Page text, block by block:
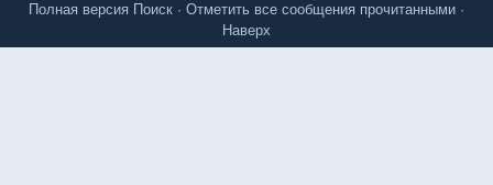
Полная версия Поиск · Отметить все сообщения прочитанными ·
Наверх